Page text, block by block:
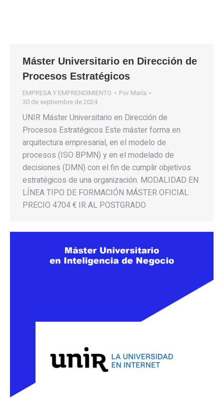
Máster Universitario en Dirección de
Procesos Estratégicos
EMPRESA Y EMPRENDIMIENTO Por María
30 de septiembre de 2024
UNIR Máster Universitario en Dirección de
Procesos Estratégicos Este máster forma en
arquitectura empresarial, en el modelo de
procesos (ISO BPMN) y en el modelado de
decisiones (DMN) con el fin de cumplir objetivos
estratégicos de una organización. MODALIDAD EN
LÍNEA TIPO DE FORMACIÓN MÁSTER OFICIAL
PRECIO 4704 € IR AL POSTGRADO